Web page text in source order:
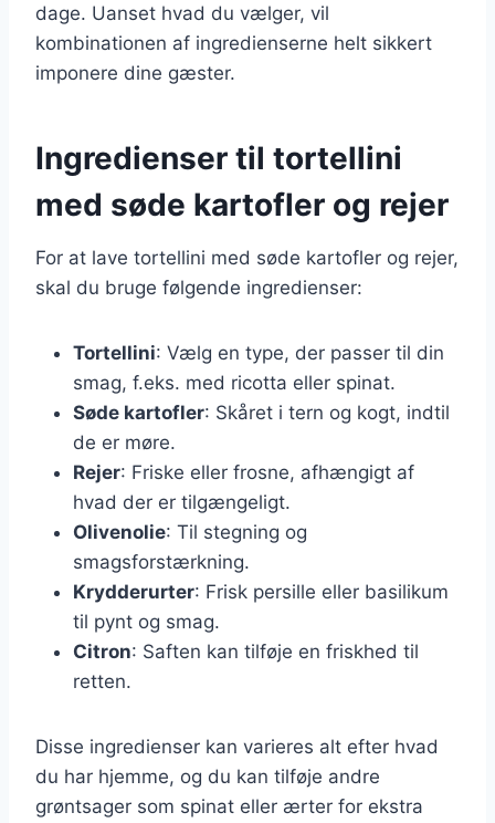
dage. Uanset hvad du vælger, vil
kombinationen af ingredienserne helt sikkert
imponere dine gæster.
Ingredienser til tortellini
med søde kartofler og rejer
For at lave tortellini med søde kartofler og rejer,
skal du bruge følgende ingredienser:
Tortellini: Vælg en type, der passer til din
smag, f.eks. med ricotta eller spinat.
Søde kartofler: Skåret i tern og kogt, indtil
de er møre.
Rejer: Friske eller frosne, afhængigt af
hvad der er tilgængeligt.
Olivenolie: Til stegning og
smagsforstærkning.
Krydderurter: Frisk persille eller basilikum
til pynt og smag.
Citron: Saften kan tilføje en friskhed til
retten.
Disse ingredienser kan varieres alt efter hvad
du har hjemme, og du kan tilføje andre
grøntsager som spinat eller ærter for ekstra